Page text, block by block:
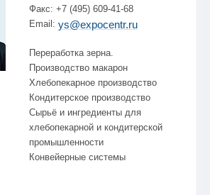
Факс: +7 (495) 609-41-68
Email: ys@expocentr.ru
Переработка зерна.
Производство макарон
Хлебопекарное производство
Кондитерское производство
Сырьё и ингредиенты для
хлебопекарной и кондитерской
промышленности
Конвейерные системы